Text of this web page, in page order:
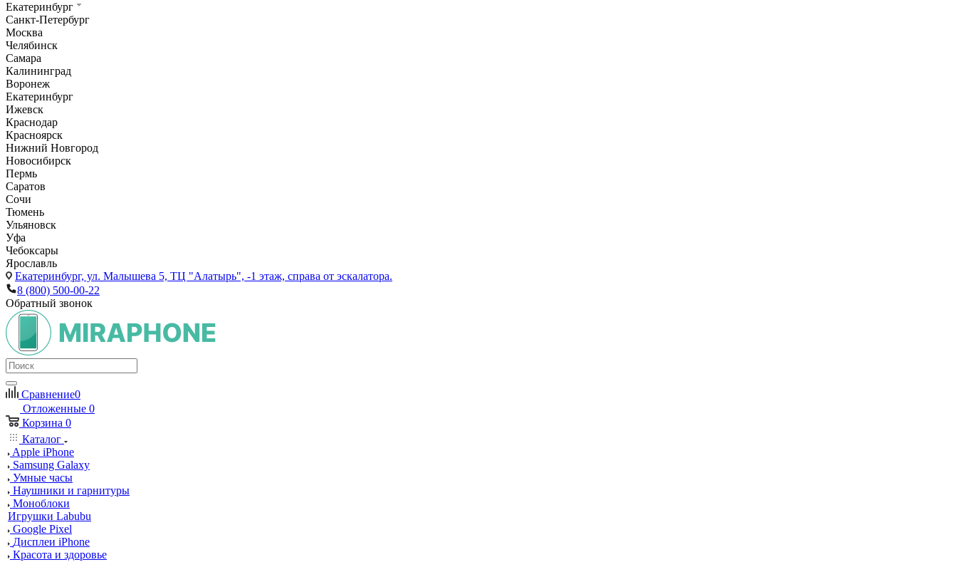
Екатеринбург
Санкт-Петербург
Москва
Челябинск
Самара
Калининград
Воронеж
Екатеринбург
Ижевск
Краснодар
Красноярск
Нижний Новгород
Новосибирск
Пермь
Саратов
Сочи
Тюмень
Ульяновск
Уфа
Чебоксары
Ярославль
Екатеринбург, ул. Малышева 5, ТЦ "Алатырь", -1 этаж, справа от эскалатора.
8 (800) 500-00-22
Обратный звонок
Сравнение0
Отложенные 0
Корзина 0
Каталог
Apple iPhone
Samsung Galaxy
Умные часы
Наушники и гарнитуры
Моноблоки
Игрушки Labubu
Google Pixel
Дисплеи iPhone
Красота и здоровье